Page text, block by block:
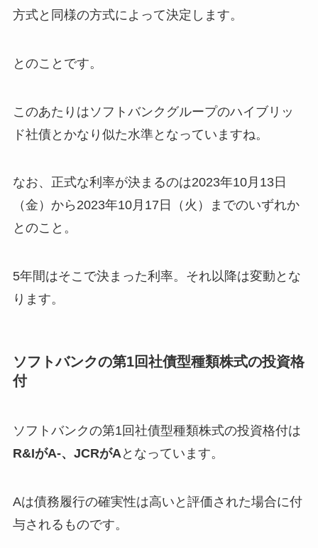
方式と同様の方式によって決定します。
とのことです。
このあたりはソフトバンクグループのハイブリッ
ド社債とかなり似た水準となっていますね。
なお、正式な利率が決まるのは2023年10月13日
（金）から2023年10月17日（火）までのいずれか
とのこと。
5年間はそこで決まった利率。それ以降は変動とな
ります。
ソフトバンクの第1回社債型種類株式の投資格
付
ソフトバンクの第1回社債型種類株式の投資格付は
R&IがA-、JCRがA となっています。
Aは債務履行の確実性は高いと評価された場合に付
与されるものです。